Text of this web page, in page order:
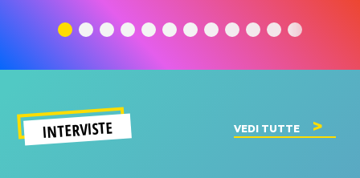
significato
del singolo
INTERVISTE VEDI TUTTE